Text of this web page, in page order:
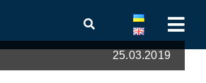
25.03.2019